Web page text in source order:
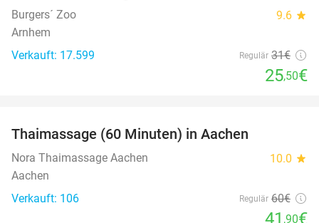
Burgers´ Zoo 9.6 star
Arnhem
Verkauft: 17.599
Regulär 31€
25,50€
Thaimassage (60 Minuten) in Aachen
Nora Thaimassage Aachen 10.0 star
Aachen
Verkauft: 106
Regulär 60€
41 ,90€